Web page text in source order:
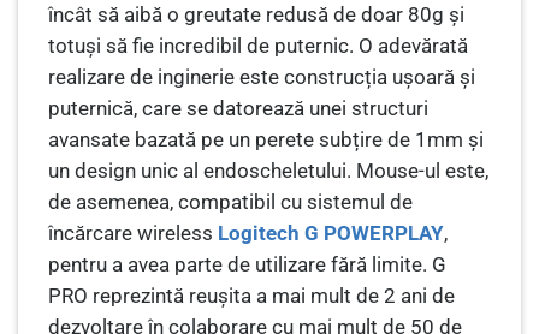
încât să aibă o greutate redusă de doar 80g și
totuși să fie incredibil de puternic. O adevărată
realizare de inginerie este construcția ușoară și
puternică, care se datorează unei structuri
avansate bazată pe un perete subțire de 1mm și
un design unic al endoscheletului. Mouse-ul este,
de asemenea, compatibil cu sistemul de
încărcare wireless Logitech G POWERPLAY,
pentru a avea parte de utilizare fără limite. G
PRO reprezintă reușita a mai mult de 2 ani de
dezvoltare în colaborare cu mai mult de 50 de